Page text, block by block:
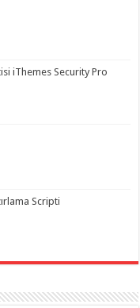
iThemes Security Pro
Scripti